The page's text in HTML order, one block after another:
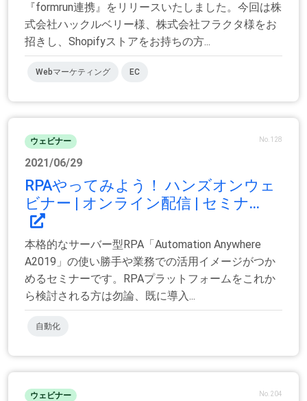
『formrun連携』をリリースいたしました。今回は株
式会社ハックルベリー様、株式会社フラクタ様をお
招きし、Shopifyストアをお持ちの方...
Webマーケティング EC
ウェビナー No.128
2021/06/29
RPAやってみよう！ ハンズオンウェ
ビナー | オンライン配信 | セミナ...
本格的なサーバー型RPA「Automation Anywhere
A2019」の使い勝手や業務での活用イメージがつか
めるセミナーです。RPAプラットフォームをこれか
ら検討される方は勿論、既に導入...
自動化
ウェビナー No.204